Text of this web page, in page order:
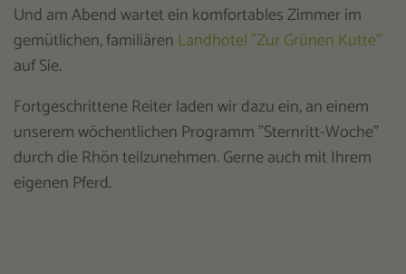
Und am Abend wartet ein komfortables Zimmer im
gemütlichen, familiären Landhotel "Zur Grünen Kutte"
auf Sie.
Fortgeschrittene Reiter laden wir dazu ein, an einem
unserem wöchentlichen Programm "Sternritt-Woche"
durch die Rhön teilzunehmen. Gerne auch mit Ihrem
eigenen Pferd.